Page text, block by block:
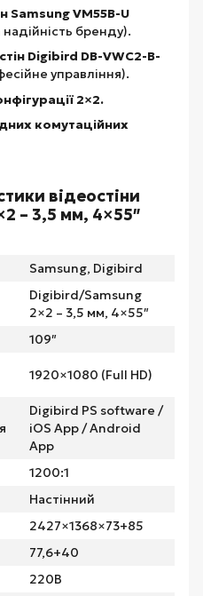
Samsung VM55B-U
бренду).
Digibird DB-VWC2-B-
управління).
2×2.
комутаційних
відеостіни
– 3,5 мм, 4×55″
Samsung, Digibird
Digibird/Samsung
2×2 – 3,5 мм, 4×55″
109″
1920×1080 (Full HD)
Digibird PS software /
iOS App / Android
App
1200:1
Настінний
2427×1368×73+85
77,6+40
220В